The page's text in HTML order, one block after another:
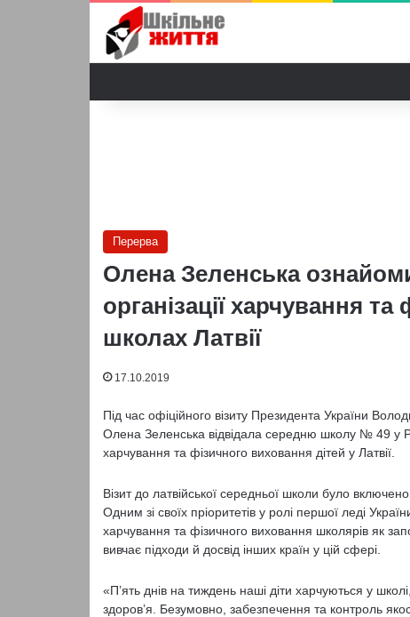
Перерва
Олена Зеленська
організації харчування
школах Латвії
17.10.2019
Під час офіційного візиту Президента України
Олена Зеленська відвідала середню школу № 49 у
харчування та фізичного виховання дітей у Латвії.
Візит до латвійської середньої школи було
Одним зі своїх пріоритетів у ролі першої леді
харчування та фізичного виховання школярів як
вивчає підходи й досвід інших країн у цій сфері.
«П’ять днів на тиждень наші діти харчуються у
здоров’я. Безумовно, забезпечення та контроль